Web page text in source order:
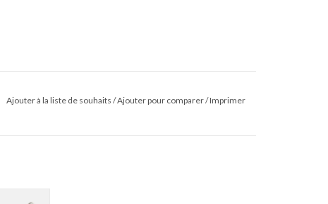
Ajouter à la liste de souhaits /Ajouter pour comparer/Imprimer